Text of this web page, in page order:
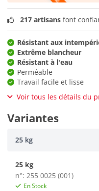
217 artisans font
Résistant aux
Extrême blancheur
Résistant à l'eau
Perméable
Travail facile et lisse
Voir tous les détails du
Variantes
25 kg
25 kg
n°: 255 0025 (001)
En Stock